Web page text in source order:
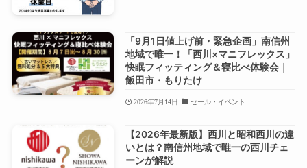
「9月1日値上げ前・緊急企画」南信州
地域で唯一！「西川×マニフレックス」
快眠フィッティング＆寝比べ体験会｜
飯田市・もりたけ
2026年7月14日 セール・イベント
【2026年最新版】西川と昭和西川の違
いとは？南信州地域で唯一の西川チェ
ーンが解説